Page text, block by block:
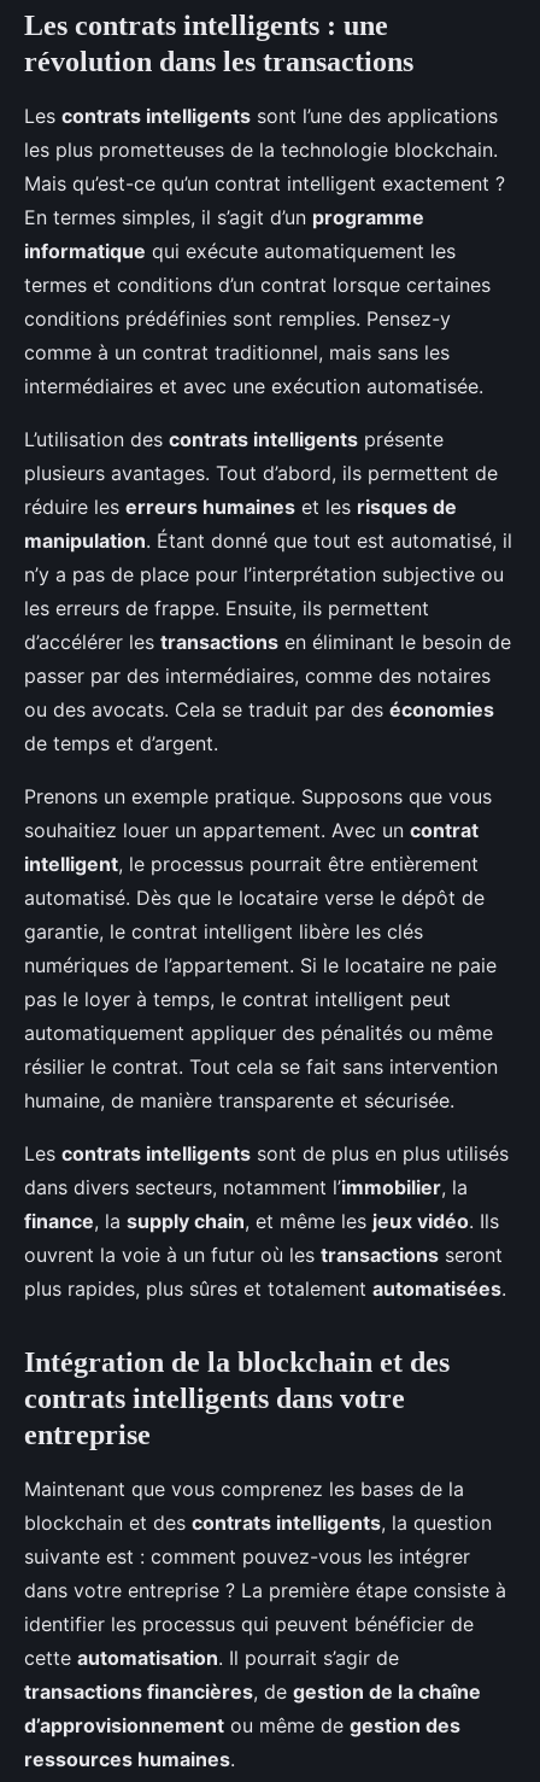
Les contrats intelligents : une
révolution dans les transactions
Les contrats intelligents sont l’une des applications
les plus prometteuses de la technologie blockchain.
Mais qu’est-ce qu’un contrat intelligent exactement ?
En termes simples, il s’agit d’un programme
informatique qui exécute automatiquement les
termes et conditions d’un contrat lorsque certaines
conditions prédéfinies sont remplies. Pensez-y
comme à un contrat traditionnel, mais sans les
intermédiaires et avec une exécution automatisée.
L’utilisation des contrats intelligents présente
plusieurs avantages. Tout d’abord, ils permettent de
réduire les erreurs humaines et les risques de
manipulation. Étant donné que tout est automatisé, il
n’y a pas de place pour l’interprétation subjective ou
les erreurs de frappe. Ensuite, ils permettent
d’accélérer les transactions en éliminant le besoin de
passer par des intermédiaires, comme des notaires
ou des avocats. Cela se traduit par des économies
de temps et d’argent.
Prenons un exemple pratique. Supposons que vous
souhaitiez louer un appartement. Avec un contrat
intelligent, le processus pourrait être entièrement
automatisé. Dès que le locataire verse le dépôt de
garantie, le contrat intelligent libère les clés
numériques de l’appartement. Si le locataire ne paie
pas le loyer à temps, le contrat intelligent peut
automatiquement appliquer des pénalités ou même
résilier le contrat. Tout cela se fait sans intervention
humaine, de manière transparente et sécurisée.
Les contrats intelligents sont de plus en plus utilisés
dans divers secteurs, notamment l’immobilier, la
finance, la supply chain, et même les jeux vidéo. Ils
ouvrent la voie à un futur où les transactions seront
plus rapides, plus sûres et totalement automatisées.
Intégration de la blockchain et des
contrats intelligents dans votre
entreprise
Maintenant que vous comprenez les bases de la
blockchain et des contrats intelligents, la question
suivante est : comment pouvez-vous les intégrer
dans votre entreprise ? La première étape consiste à
identifier les processus qui peuvent bénéficier de
cette automatisation. Il pourrait s’agir de
transactions financières, de gestion de la chaîne
d’approvisionnement ou même de gestion des
ressources humaines.